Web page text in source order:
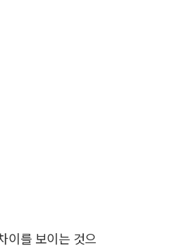
이를 보이는 것으